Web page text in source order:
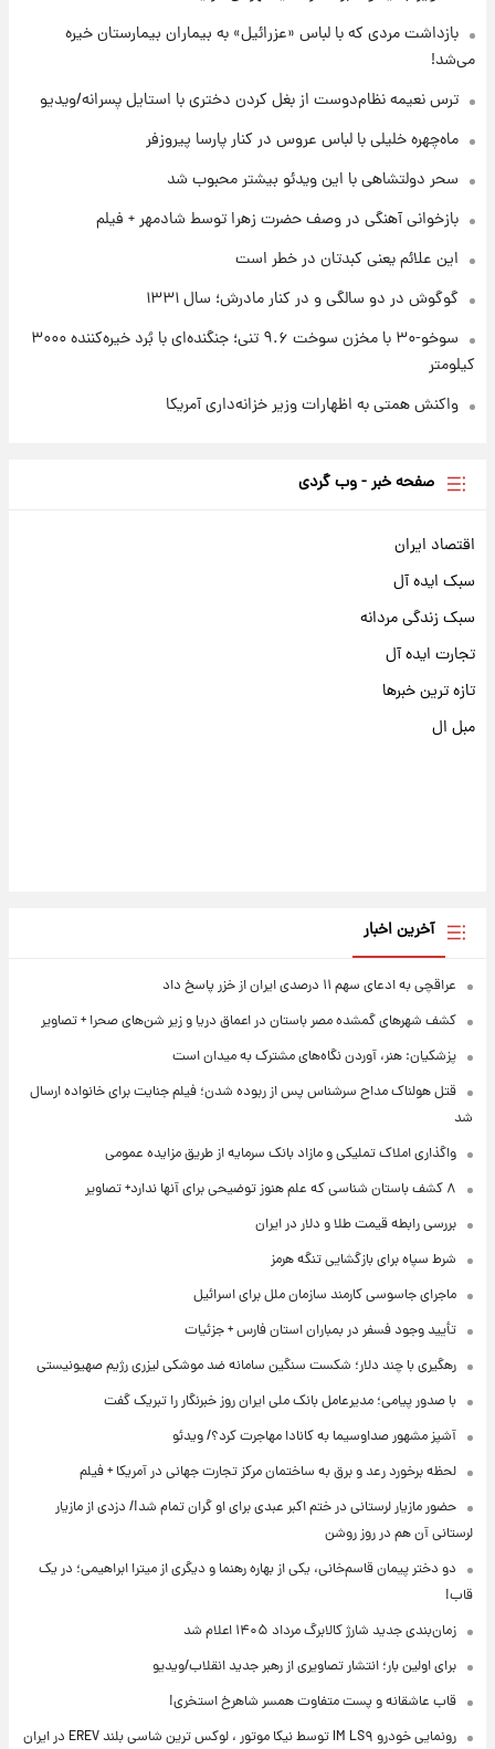
تیم را ترک کرد!
تصاویر کمتر دیده‌شده از شهیدان حاجی‌زاده و
بازداشت مردی که با لباس «عزرائیل» به بیماران بیمارستان خیره
می‌شد!
ترس نعیمه نظام‌دوست از بغل کردن دختری با استایل پسرانه/ویدیو
ماه‌چهره خلیلی با لباس عروس در کنار پارسا پیروزفر
سحر دولتشاهی با این ویدئو بیشتر محبوب شد
بازخوانی آهنگی در وصف حضرت زهرا توسط شادمهر + فیلم
این علائم یعنی کبدتان در خطر است
گوگوش در دو سالگی و در کنار مادرش؛ سال ۱۳۳۱
سوخو-۳۰ با مخزن سوخت ۹.۶ تنی؛ جنگنده‌ای با بُرد خیره‌کننده ۳۰۰۰
کیلومتر
واکنش همتی به اظهارات وزیر خزانه‌داری آمریکا
صفحه خبر - وب گردی
اقتصاد ایران
سبک ایده آل
سبک زندگی مردانه
تجارت ایده آل
تازه ترین خبرها
مبل ال
آخرین اخبار
عراقچی به ادعای سهم ۱۱ درصدی ایران از خزر پاسخ داد
کشف شهرهای گمشده مصر باستان در اعماق دریا و زیر شن‌های صحرا + تصاویر
پزشکیان: هنر، آوردن نگاه‌های مشترک به میدان است
قتل هولناک مداح سرشناس پس از ربوده شدن؛ فیلم جنایت برای خانواده ارسال
شد
واگذاری املاک تملیکی و مازاد بانک سرمایه از طریق مزایده عمومی
۸ کشف باستان شناسی که علم هنوز توضیحی برای آنها ندارد+ تصاویر
بررسی رابطه قیمت طلا و دلار در ایران
شرط سپاه برای بازگشایی تنگه هرمز
ماجرای جاسوسی کارمند سازمان ملل برای اسرائیل
تأیید وجود فسفر در بمباران استان فارس + جزئیات
رهگیری با چند دلار؛ شکست سنگین سامانه ضد موشکی لیزری رژیم صهیونیستی
با صدور پیامی؛ مدیرعامل بانک ملی ایران روز خبرنگار را تبریک گفت
آشپز مشهور صداوسیما به کانادا مهاجرت کرد؟/ ویدئو
لحظه برخورد رعد و برق به ساختمان مرکز تجارت جهانی در آمریکا + فیلم
حضور مازیار لرستانی در ختم اکبر عبدی برای او گران تمام شد!/ دزدی از مازیار
لرستانی آن هم در روز روشن
دو دختر پیمان قاسم‌خانی، یکی از بهاره رهنما و دیگری از میترا ابراهیمی؛ در یک
قاب!
زمان‌بندی جدید شارژ کالابرگ مرداد ۱۴۰۵ اعلام شد
برای اولین بار؛ انتشار تصاویری از رهبر جدید انقلاب/ویدیو
قاب عاشقانه و پست متفاوت همسر شاهرخ استخری!
رونمایی خودرو IM LS۹ توسط نیکا موتور ، لوکس ترین شاسی بلند EREV در ایران